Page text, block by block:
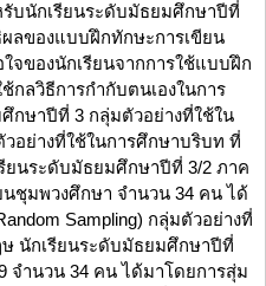
รับนักเรียนระดับมัธยมศึกษาปีที่
ลของแบบฝึกทักษะการเขียน
จของนักเรียนจากการใช้แบบฝึก
กลวิธีการกำกับตนเองในการ
กษาปีที่ 3 กลุ่มตัวอย่างที่ใช้ใน
วอย่างที่ใช้ในการศึกษาบริบท ที่
ยนระดับมัธยมศึกษาปีที่ 3/2 ภาค
นชุมพวงศึกษา จำนวน 34 คน ได้
Sampling) กลุ่มตัวอย่างที่
ษ นักเรียนระดับมัธยมศึกษาปีที่
จำนวน 34 คน ได้มาโดยการสุ่ม